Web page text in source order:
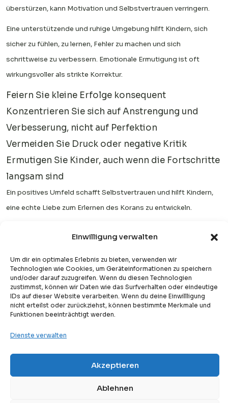
Einwilligung verwalten
Um dir ein optimales Erlebnis zu bieten, verwenden wir
Technologien wie Cookies, um Geräteinformationen zu speichern
und/oder darauf zuzugreifen. Wenn du diesen Technologien
zustimmst, können wir Daten wie das Surfverhalten oder eindeutige
IDs auf dieser Website verarbeiten. Wenn du deine Einwillligung
nicht erteilst oder zurückziehst, können bestimmte Merkmale und
Funktionen beeinträchtigt werden.
Dienste verwalten
Akzeptieren
Ablehnen
überstürzen, kann Motivation und Selbstvertrauen verringern.
Eine unterstützende und ruhige Umgebung hilft Kindern, sich
sicher zu fühlen, zu lernen, Fehler zu machen und sich
schrittweise zu verbessern. Emotionale Ermutigung ist oft
wirkungsvoller als strikte Korrektur.
Feiern Sie kleine Erfolge konsequent
Konzentrieren Sie sich auf Anstrengung und
Verbesserung, nicht auf Perfektion
Vermeiden Sie Druck oder negative Kritik
Ermutigen Sie Kinder, auch wenn die Fortschritte
langsam sind
Ein positives Umfeld schafft Selbstvertrauen und hilft Kindern,
eine echte Liebe zum Erlernen des Korans zu entwickeln.
qualifizierter
Koranlehrer den
Fortschritt Ihres
Kindes?
Während Eltern eine große Rolle spielen, kann ein qualifizierter
Lehrer die Lernerfahrung eines Kindes erheblich verbessern.
Professionelle Lehrer bringen Struktur, Erfahrung und die richtige
Methodik mit, die von Anfang an korrektes Lernen gewährleisten.
Kostenlose Probestunde